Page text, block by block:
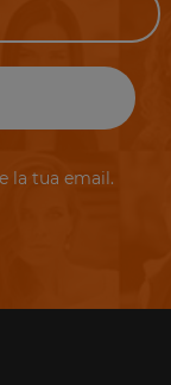
la tua email.